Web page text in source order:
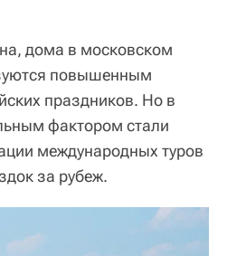
дома в московском
повышенным
праздников. Но в
фактором стали
международных туров
за рубеж.